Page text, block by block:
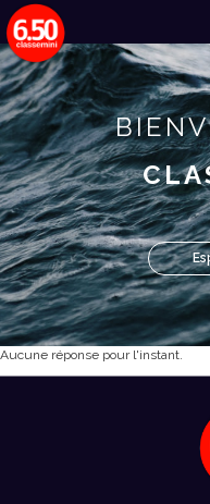
Aucune réponse pour l'instant.